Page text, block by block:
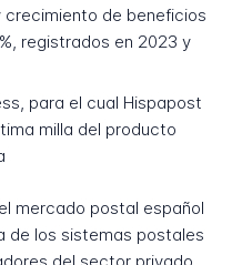
de beneficios
registrados en 2023 y
para el cual Hispapost
milla del producto
mercado postal español
de los sistemas postales